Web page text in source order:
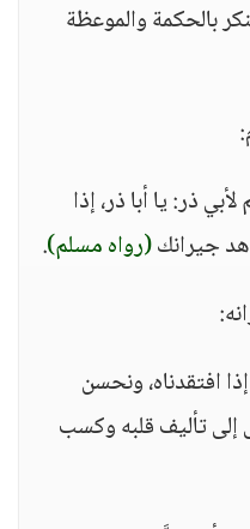
بالحكمة والموعظة
ذر: يا أبا ذر، إذا
جيرانك(رواه مسلم).
افتقدناه، ونحسن
إلى تأليف قلبه وكسب